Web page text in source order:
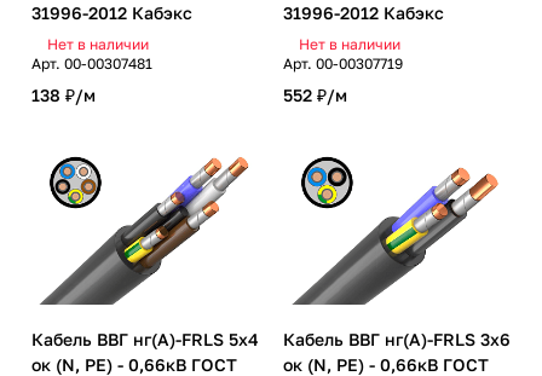
31996-2012 Кабэкс
Нет в наличии
Арт. 00-00307481
138 ₽/м
31996-2012 Кабэкс
Нет в наличии
Арт. 00-00307719
552 ₽/м
Кабель ВВГ нг(А)-FRLS 5х4
ок (N, PE) - 0,66кВ ГОСТ
Кабель ВВГ нг(А)-FRLS 3х6
ок (N, PE) - 0,66кВ ГОСТ